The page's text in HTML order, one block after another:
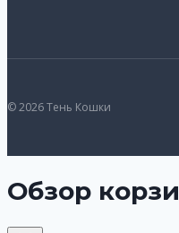
© 2026 Тень Кошки
Обзор